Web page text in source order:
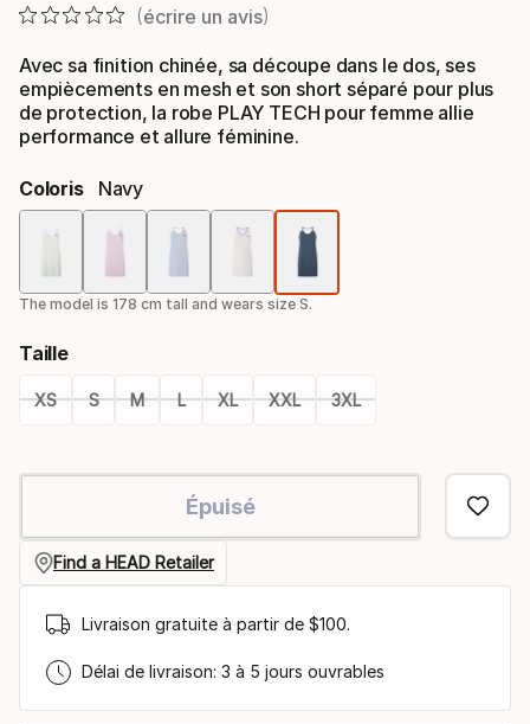
écrire un avis
Avec sa finition chinée, sa découpe dans le dos, ses
empiècements en mesh et son short séparé pour plus
de protection, la robe PLAY TECH pour femme allie
performance et allure féminine.
Coloris Navy
The model is 178 cm tall and wears size S.
Taille
XS S M L XL XXL 3XL
de
Épuisé
Find a HEAD Retailer
Livraison gratuite à partir de $100.
Délai de livraison: 3 à 5 jours ouvrables